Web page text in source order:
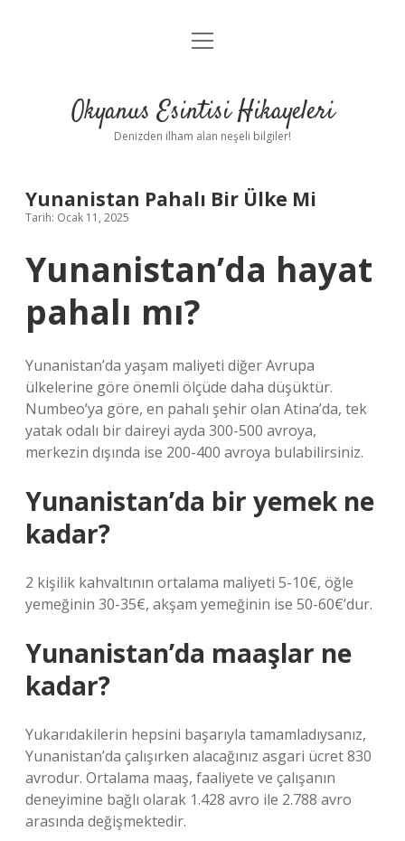
Anasayfa
Yasal Uyarı
menüyü
Okyanus Esintisi Hikayeleri
Denizden ilham alan neşeli bilgiler!
Yunanistan Pahalı Bir Ülke Mi
Tarih: Ocak 11, 2025
Yunanistan’da hayat
pahalı mı?
Yunanistan’da yaşam maliyeti diğer Avrupa
ülkelerine göre önemli ölçüde daha düşüktür.
Numbeo’ya göre, en pahalı şehir olan Atina’da, tek
yatak odalı bir daireyi ayda 300-500 avroya,
merkezin dışında ise 200-400 avroya bulabilirsiniz.
Yunanistan’da bir yemek ne
kadar?
2 kişilik kahvaltının ortalama maliyeti 5-10€, öğle
yemeğinin 30-35€, akşam yemeğinin ise 50-60€’dur.
Yunanistan’da maaşlar ne
kadar?
Yukarıdakilerin hepsini başarıyla tamamladıysanız,
Yunanistan’da çalışırken alacağınız asgari ücret 830
avrodur. Ortalama maaş, faaliyete ve çalışanın
deneyimine bağlı olarak 1.428 avro ile 2.788 avro
arasında değişmektedir.